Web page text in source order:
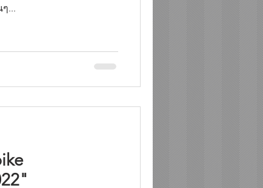
...